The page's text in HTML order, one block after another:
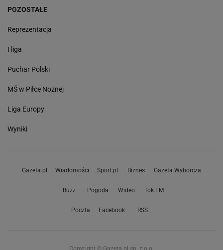
POZOSTAŁE
Reprezentacja
I liga
Puchar Polski
MŚ w Piłce Nożnej
Liga Europy
Wyniki
Gazeta.pl Wiadomości Sport.pl Biznes Gazeta Wyborcza
Buzz Pogoda Wideo Tok.FM
Poczta Facebook RSS
Copyright © Gazeta.pl sp. z o.o.